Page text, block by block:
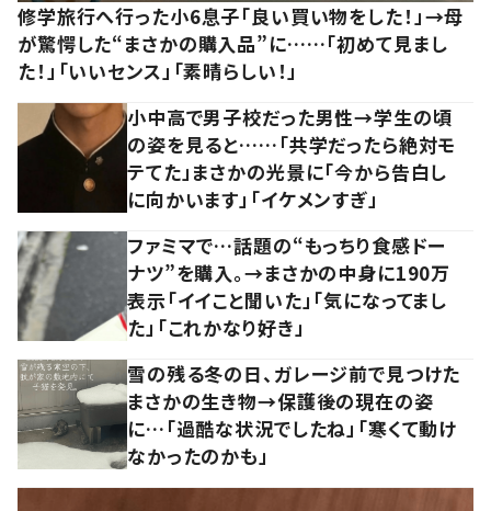
修学旅行へ行った小6息子「良い買い物をした！」→母
が驚愕した“まさかの購入品”に……「初めて見まし
た！」「いいセンス」「素晴らしい！」
小中高で男子校だった男性→学生の頃
の姿を見ると……「共学だったら絶対モ
テてた」まさかの光景に「今から告白し
に向かいます」「イケメンすぎ」
ファミマで…話題の“もっちり食感ドー
ナツ”を購入。→まさかの中身に190万
表示「イイこと聞いた」「気になってまし
た」「これかなり好き」
雪の残る冬の日、ガレージ前で見つけた
まさかの生き物→保護後の現在の姿
に…「過酷な状況でしたね」「寒くて動け
なかったのかも」